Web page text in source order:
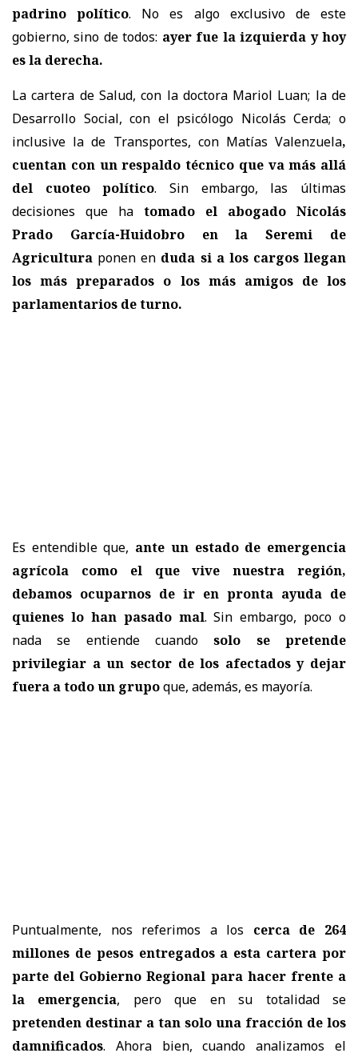
padrino político. No es algo exclusivo de este
gobierno, sino de todos: ayer fue la izquierda y hoy
es la derecha.
La cartera de Salud, con la doctora Mariol Luan; la de
Desarrollo Social, con el psicólogo Nicolás Cerda; o
inclusive la de Transportes, con Matías Valenzuela,
cuentan con un respaldo técnico que va más allá
del cuoteo político. Sin embargo, las últimas
decisiones que ha tomado el abogado Nicolás
Prado García-Huidobro en la Seremi de
Agricultura ponen en duda si a los cargos llegan
los más preparados o los más amigos de los
parlamentarios de turno.
Es entendible que, ante un estado de emergencia
agrícola como el que vive nuestra región,
debamos ocuparnos de ir en pronta ayuda de
quienes lo han pasado mal. Sin embargo, poco o
nada se entiende cuandosolo se pretende
privilegiar a un sector de los afectados y dejar
fuera a todo un grupoque, además, es mayoría.
Puntualmente, nos referimos a los cerca de 264
millones de pesos entregados a esta cartera por
parte del Gobierno Regional para hacer frente a
la emergencia, pero que en su totalidad se
pretenden destinar a tan solo una fracción de los
damnificados. Ahora bien, cuando analizamos el